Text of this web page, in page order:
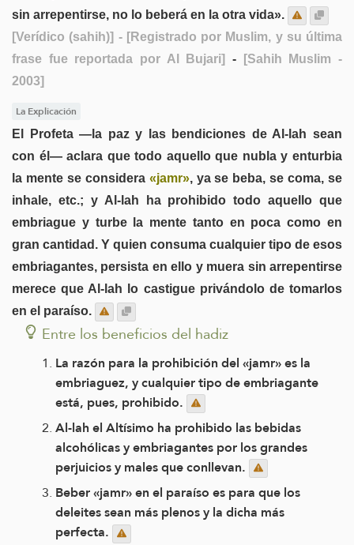
sin arrepentirse, no lo beberá en la otra vida».
[Verídico (sahih)] - [Registrado por Muslim, y su última
frase fue reportada por Al Bujari]
-
[Sahih Muslim -
2003]
La Explicación
El Profeta —la paz y las bendiciones de Al-lah sean
con él— aclara que todo aquello que nubla y enturbia
la mente se considera «jamr», ya se beba, se coma, se
inhale, etc.; y Al-lah ha prohibido todo aquello que
embriague y turbe la mente tanto en poca como en
gran cantidad. Y quien consuma cualquier tipo de esos
embriagantes, persista en ello y muera sin arrepentirse
merece que Al-lah lo castigue privándolo de tomarlos
en el paraíso.
Entre los beneficios del hadiz
La razón para la prohibición del «jamr» es la
embriaguez, y cualquier tipo de embriagante
está, pues, prohibido.
Al-lah el Altísimo ha prohibido las bebidas
alcohólicas y embriagantes por los grandes
perjuicios y males que conllevan.
Beber «jamr» en el paraíso es para que los
deleites sean más plenos y la dicha más
perfecta.